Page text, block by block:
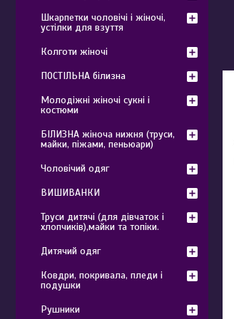
Шкарпетки чоловічі і жіночі,
устілки для взуття
Колготи жіночі
ПОСТІЛЬНА білизна
Молодіжні жіночі сукні і
костюми
БІЛИЗНА жіноча нижня (труси,
майки, піжами, пеньюари)
Чоловічий одяг
ВИШИВАНКИ
Труси дитячі (для дівчаток і
хлопчиків),майки та топіки.
Дитячий одяг
Ковдри, покривала, пледи і
подушки
Рушники